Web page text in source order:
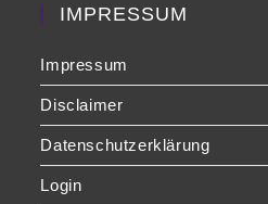
IMPRESSUM
Impressum
Disclaimer
Datenschutzerklärung
Login